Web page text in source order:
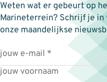
Weten wat er gebeurt op
Marineterrein? Schrijf je in
onze maandelijkse